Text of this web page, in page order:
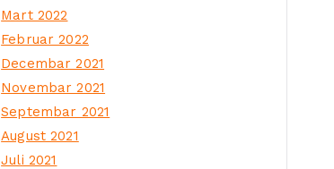
Mart 2022
Februar 2022
Decembar 2021
Novembar 2021
Septembar 2021
August 2021
Juli 2021